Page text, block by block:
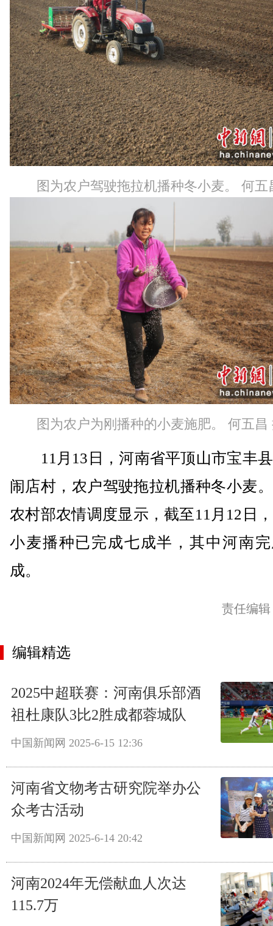
图为农户驾驶拖拉机播种冬小麦。 何五
图为农户为刚播种的小麦施肥。 何五昌
11月13日，河南省平顶山市宝丰
闹店村，农户驾驶拖拉机播种冬小麦
农村部农情调度显示，截至11月12日
小麦播种已完成七成半，其中河南
成。
责任编
编辑精选
2025中超联赛：河南俱乐部酒
祖杜康队3比2胜成都蓉城队
中国新闻网 2025-6-15 12:36
河南省文物考古研究院举办公
众考古活动
中国新闻网 2025-6-14 20:42
河南2024年无偿献血人次达
115.7万